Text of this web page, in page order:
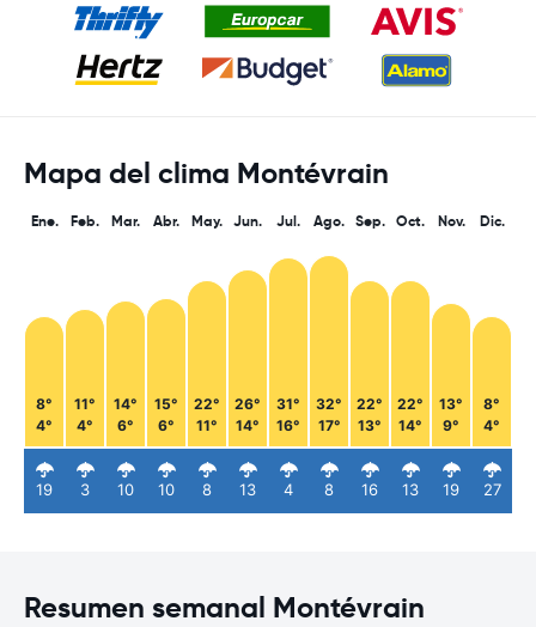
Mapa del clima Montévrain
Ene.
8°
4°
19
Feb.
11°
4°
3
Mar.
14°
6°
10
Abr.
15°
6°
10
May.
22°
11°
8
Jun.
26°
14°
13
Jul.
31°
16°
4
Ago.
32°
17°
8
Sep.
22°
13°
16
Oct.
22°
14°
13
Nov.
13°
9°
19
Dic.
8°
4°
27
Resumen semanal Montévrain